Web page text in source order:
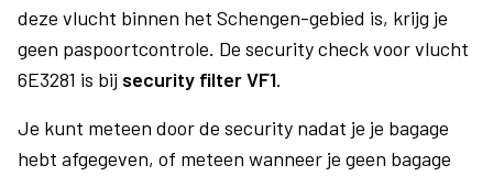
deze vlucht binnen het Schengen-gebied is, krijg je
geen paspoortcontrole. De security check voor vlucht
6E3281 is bij security filter VF1.
Je kunt meteen door de security nadat je je bagage
hebt afgegeven, of meteen wanneer je geen bagage